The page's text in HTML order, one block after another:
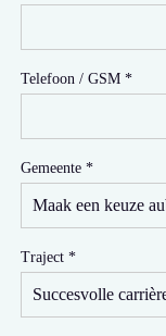
Telefoon / GSM
Gemeente
Traject